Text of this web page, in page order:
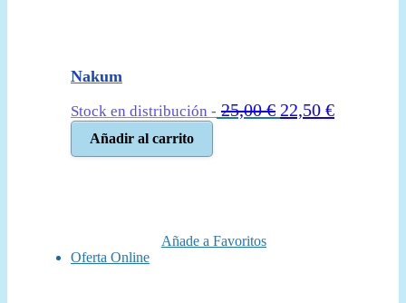
Nakum
Stock en distribución - 25,00€ El
22,50 €El
Añadir al carrito
Añade a Favoritos
Oferta Online